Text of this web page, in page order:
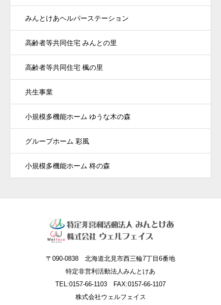
みんとけあヘルパーステーション
高齢者等共同住宅 みんとの里
高齢者等共同住宅 楓の里
共生事業
小規模多機能ホーム ゆうな木の森
グループホーム 彩風
小規模多機能ホーム 柊の森
〒090-0838 北海道北見市西三輪7丁目6番地
特定非営利活動法人みんとけあ
TEL:0157-66-1103 FAX:0157-66-1107
株式会社ウェルフェイス